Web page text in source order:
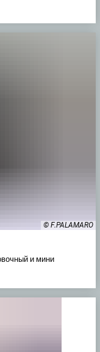
© F.PALAMARO
и мини